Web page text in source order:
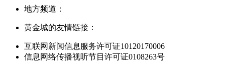
地方频道：
黄金城的友情链接：
互联网新闻信息服务许可证10120170006
信息网络传播视听节目许可证0108263号